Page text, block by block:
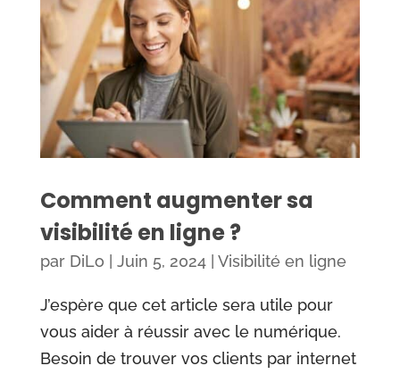
Comment augmenter sa
visibilité en ligne ?
par DiLo | Juin 5, 2024| Visibilité en ligne
J’espère que cet article sera utile pour
vous aider à réussir avec le numérique.
Besoin de trouver vos clients par internet